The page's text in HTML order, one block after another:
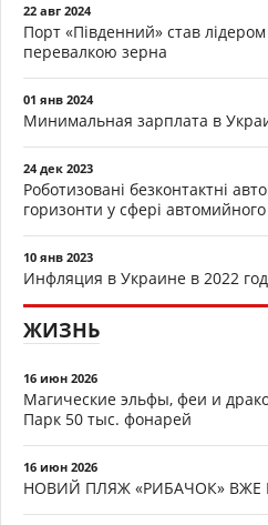
22 авг 2024
Порт «Південний» став
перевалкою зерна
01 янв 2024
Минимальная зарплата в
24 дек 2023
Роботизовані безконтактні
горизонти у сфері автомийного
10 янв 2023
Инфляция в Украине в 2022
ЖИЗНЬ
16 июн 2026
Магические эльфы, феи и
Парк 50 тыс. фонарей
16 июн 2026
НОВИЙ ПЛЯЖ «РИБАЧОК» ВЖЕ